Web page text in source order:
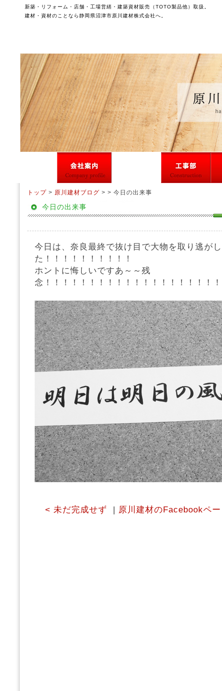
新築・リフォーム・店舗・工場営繕・建築資材販売（TOTO製品他）取扱。
建材・資材のことなら静岡県沼津市原川建材株式会社へ。
トップ > 原川建材ブログ > > 今日の出来事
今日の出来事
今日は、奈良最終で抜け目で大物を取り逃が
た！！！！！！！！！！
ホントに悔しいですあ～～残
念！！！！！！！！！！！！！！！！！！！！
< 未だ完成せず | 原川建材のFacebookペ